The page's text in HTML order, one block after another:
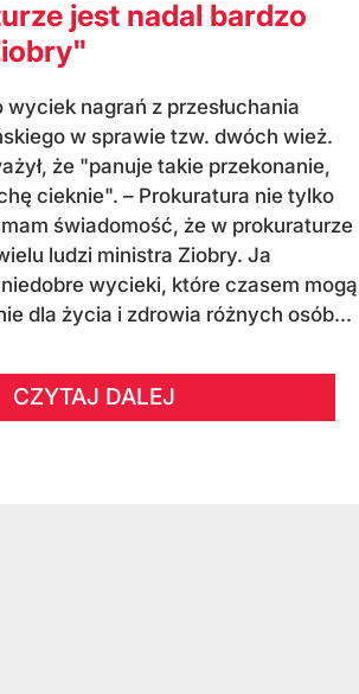
jest nadal bardzo
wyciek nagrań z przesłuchania
w sprawie tzw. dwóch wież.
że "panuje takie przekonanie,
cieknie". – Prokuratura nie tylko
świadomość, że w prokuraturze
ludzi ministra Ziobry. Ja
wycieki, które czasem mogą
dla życia i zdrowia różnych osób...
CZYTAJ DALEJ